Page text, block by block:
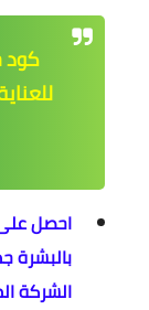
احصل
الشركة